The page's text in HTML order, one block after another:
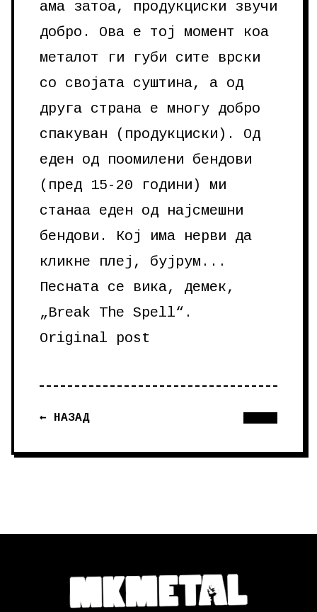
ама затоа, продукциски звучи
добро. Ова е тој момент коа
металот ги губи сите врски
со својата суштина, а од
друга страна е многу добро
спакуван (продукциски). Од
еден од поомилени бендови
(пред 15-20 години) ми
станаа еден од најсмешни
бендови. Кој има нерви да
кликне плеј, бујрум...
Песната се вика, демек,
„Break The Spell“.
Original post
← НАЗАД